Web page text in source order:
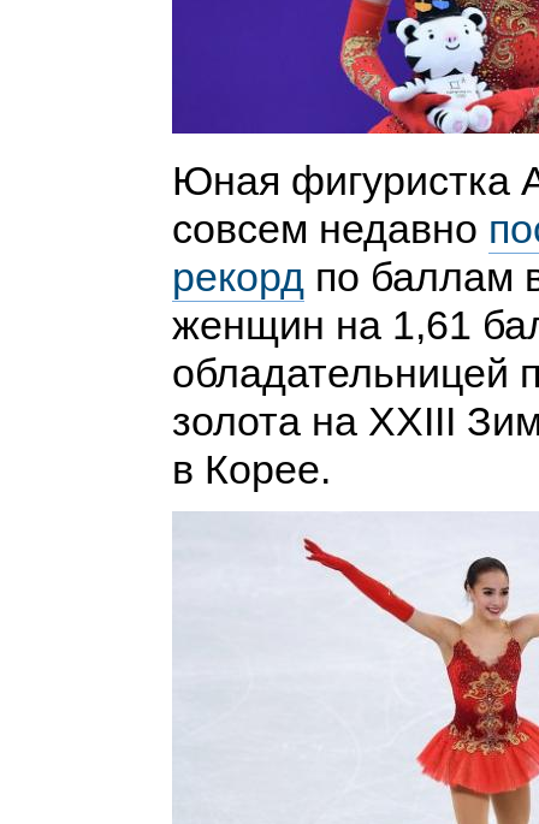
Юная фигуристка
совсем недавно
рекордпо баллам
женщин на 1,61
обладательницей
золота на XXIII
в Корее.